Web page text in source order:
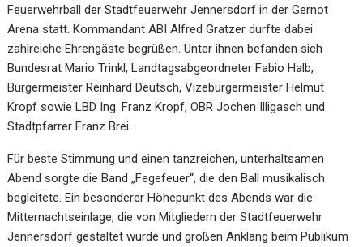
Feuerwehrball der Stadtfeuerwehr Jennersdorf in der Gernot
Arena statt. Kommandant ABI Alfred Gratzer durfte dabei
zahlreiche Ehrengäste begrüßen. Unter ihnen befanden sich
Bundesrat Mario Trinkl, Landtagsabgeordneter Fabio Halb,
Bürgermeister Reinhard Deutsch, Vizebürgermeister Helmut
Kropf sowie LBD Ing. Franz Kropf, OBR Jochen Illigasch und
Stadtpfarrer Franz Brei.
Für beste Stimmung und einen tanzreichen, unterhaltsamen
Abend sorgte die Band „Fegefeuer“, die den Ball musikalisch
begleitete. Ein besonderer Höhepunkt des Abends war die
Mitternachtseinlage, die von Mitgliedern der Stadtfeuerwehr
Jennersdorf gestaltet wurde und großen Anklang beim Publikum